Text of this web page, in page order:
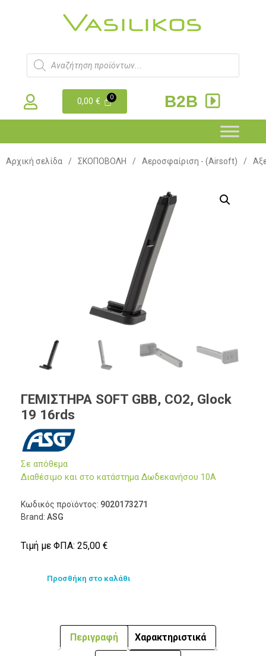
0,00€ B2B
Αρχική σελίδα / ΣΚΟΠΟΒΟΛΗ / Αεροσφαίριση - (Airsoft) /
ΓΕΜΙΣΤΗΡΑ SOFT GBB, CO2, Glock
19 16rds
Σε απόθεμα
Διαθέσιμο και στο κατάστημα Δωδεκανήσου 10Α
Κωδικός προϊόντος: 9020173271
Brand: ASG
Τιμή με ΦΠΑ: 25,00 €
Προσθήκη στο καλάθι
Περιγραφή Χαρακτηριστικά